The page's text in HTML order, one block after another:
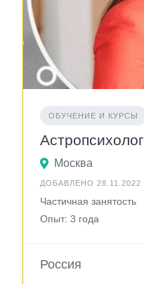
ОБУЧЕНИЕ И КУРСЫ
Астропсихолог
Москва
ДОБАВЛЕНО 28.11.2022
Частичная занятость
Опыт: 3 года
Россия